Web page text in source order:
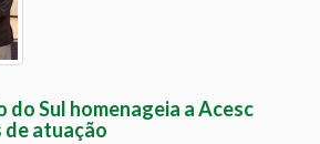
do Sul homenageia a Acesc
de atuação